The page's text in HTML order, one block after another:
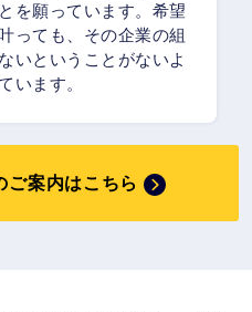
を願っています。希望
っても、その企業の組
いということがないよ
います。
ご案内はこちら